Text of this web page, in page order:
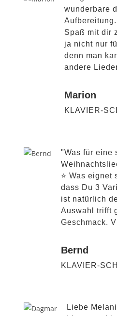
wunderbare
Spaß mit dir
ja nicht nur
denn man
andere
Marion
KLAVIER-
"Was für eine
⭐️ Was eignet
dass Du 3
ist natürlich
Auswahl trifft
Geschmack.
Bernd
KLAVIER-
Liebe